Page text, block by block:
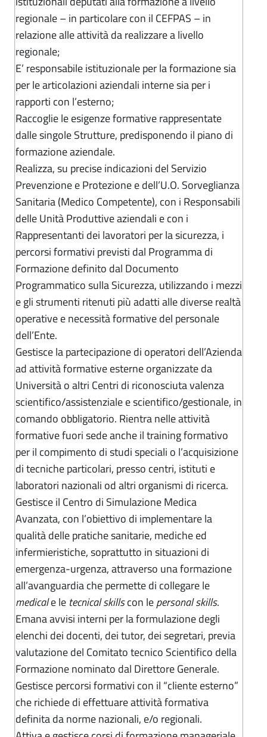
regionale – in particolare con il CEFPAS – in
relazione alle attività da realizzare a livello
regionale;
E’ responsabile istituzionale per la formazione sia
per le articolazioni aziendali interne sia per i
rapporti con l’esterno;
Raccoglie le esigenze formative rappresentate
dalle singole Strutture, predisponendo il piano di
formazione aziendale.
Realizza, su precise indicazioni del Servizio
Prevenzione e Protezione e dell’U.O. Sorveglianza
Sanitaria (Medico Competente), con i Responsabili
delle Unità Produttive aziendali e con i
Rappresentanti dei lavoratori per la sicurezza, i
percorsi formativi previsti dal Programma di
Formazione definito dal Documento
Programmatico sulla Sicurezza, utilizzando i mezzi
e gli strumenti ritenuti più adatti alle diverse realtà
operative e necessità formative del personale
dell’Ente.
Gestisce la partecipazione di operatori dell’Azienda
ad attività formative esterne organizzate da
Università o altri Centri di riconosciuta valenza
scientifico/assistenziale e scientifico/gestionale, in
comando obbligatorio. Rientra nelle attività
formative fuori sede anche il training formativo
per il compimento di studi speciali o l’acquisizione
di tecniche particolari, presso centri, istituti e
laboratori nazionali od altri organismi di ricerca.
Gestisce il Centro di Simulazione Medica
Avanzata, con l’obiettivo di implementare la
qualità delle pratiche sanitarie, mediche ed
infermieristiche, soprattutto in situazioni di
emergenza-urgenza, attraverso una formazione
all’avanguardia che permette di collegare le
medicale le tecnical skillscon lepersonal skills.
Emana avvisi interni per la formulazione degli
elenchi dei docenti, dei tutor, dei segretari, previa
valutazione del Comitato tecnico Scientifico della
Formazione nominato dal Direttore Generale.
Gestisce percorsi formativi con il “cliente esterno”
che richiede di effettuare attività formativa
definita da norme nazionali, e/o regionali.